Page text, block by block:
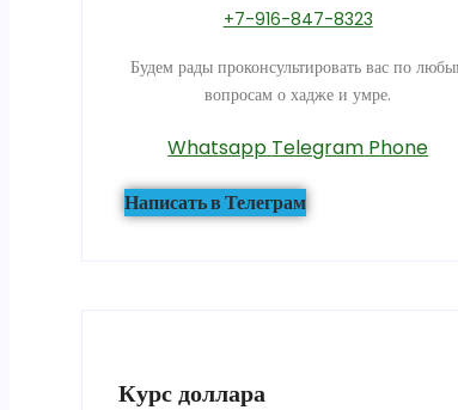
+7-916-847-8323
Будем рады проконсультировать вас по
вопросам о хадже и умре.
Whatsapp Telegram Phone
Написать в Телеграм
Курс доллара